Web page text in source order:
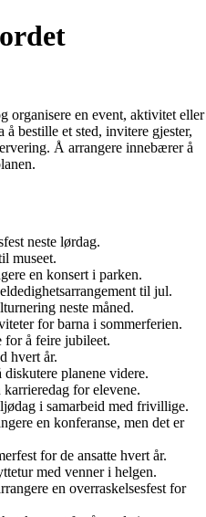
organisere en event, aktivitet eller
bestille et sted, invitere gjester,
Å arrangere innebærer å
neste lørdag.
museet.
en konsert i parken.
til jul.
neste måned.
for barna i sommerferien.
for å feire jubileet.
hvert år.
planene videre.
karrieredag for elevene.
i samarbeid med frivillige.
en konferanse, men det er
for de ansatte hvert år.
med venner i helgen.
en overraskelsesfest for